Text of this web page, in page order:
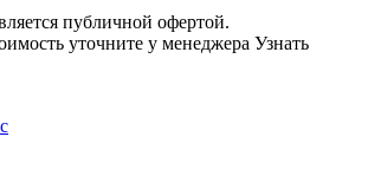
публичной офертой.
уточните у менеджера Узнать